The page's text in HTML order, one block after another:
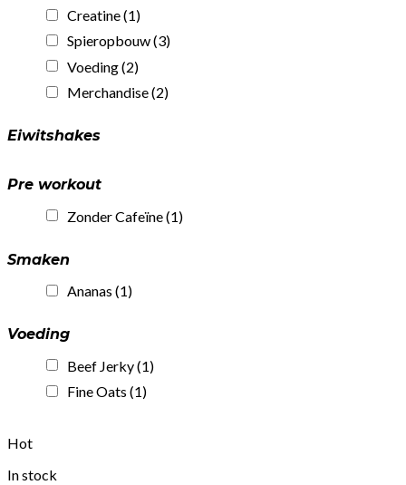
Creatine(1)
Spieropbouw(3)
Voeding(2)
Merchandise(2)
Eiwitshakes
Pre workout
Zonder Cafeïne(1)
Smaken
Ananas (1)
Voeding
Beef Jerky(1)
Fine Oats (1)
Hot
In stock